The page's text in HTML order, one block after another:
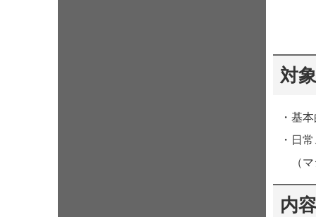
対
・基
・日
（マ
内容